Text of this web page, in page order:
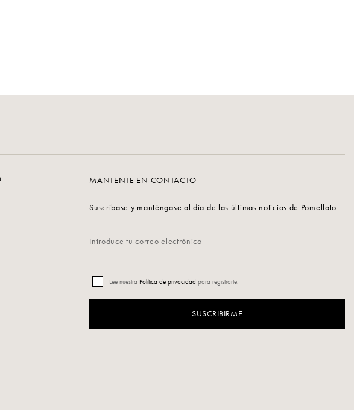
MANTENTE EN CONTACTO
Suscríbase y manténgase al día de las últimas noticias de Pomellato.
Lee nuestra Política de privacidadpara registrarte.
SUSCRIBIRME